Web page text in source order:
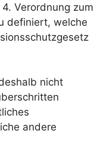
Verordnung zum
definiert, welche
nicht
andere